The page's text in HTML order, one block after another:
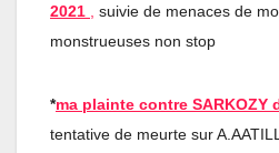
2021
suivie de menaces de
monstrueuses non stop
*ma plainte contre SARKOZY
tentative de meurte sur